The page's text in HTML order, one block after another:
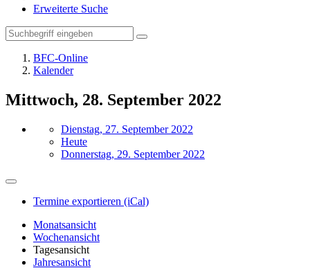
Erweiterte Suche
BFC-Online
Kalender
Mittwoch, 28. September 2022
Dienstag, 27. September 2022
Heute
Donnerstag, 29. September 2022
Termine exportieren (iCal)
Monatsansicht
Wochenansicht
Tagesansicht
Jahresansicht